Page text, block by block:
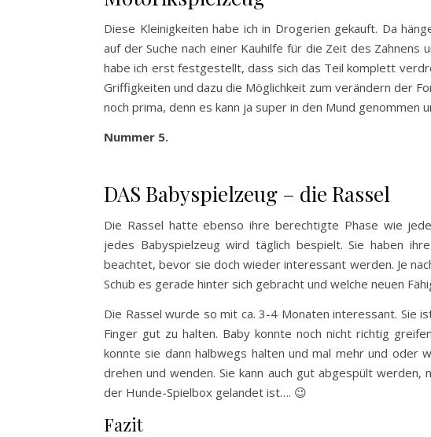
Diese Kleinigkeiten habe ich in Drogerien gekauft. Da
auf der Suche nach einer Kauhilfe für die Zeit des
habe ich erst festgestellt, dass sich das Teil komplett
Griffigkeiten und dazu die Möglichkeit zum verändern der
noch prima, denn es kann ja super in den Mund genommen
Nummer 5.
DAS Babyspielzeug – die Rassel
Die Rassel hatte ebenso ihre berechtigte Phase wie
jedes Babyspielzeug wird täglich bespielt. Sie haben
beachtet, bevor sie doch wieder interessant werden. Je
Schub es gerade hinter sich gebracht und welche neuen
Die Rassel wurde so mit ca. 3-4 Monaten interessant. Sie
Finger gut zu halten. Baby konnte noch nicht richtig
konnte sie dann halbwegs halten und mal mehr und oder
drehen und wenden. Sie kann auch gut abgespült
der Hunde-Spielbox gelandet ist…. 😉
Fazit